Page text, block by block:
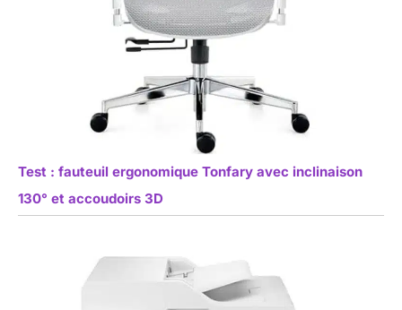
Test : fauteuil ergonomique Tonfary avec inclinaison
130° et accoudoirs 3D